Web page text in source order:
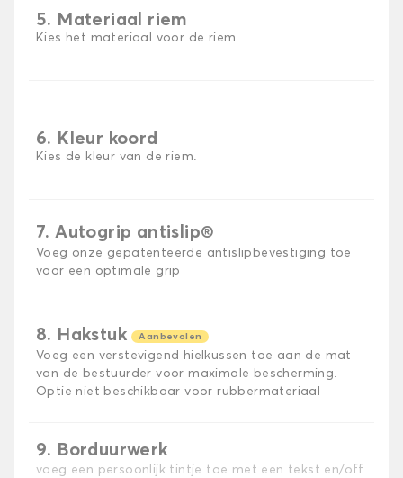
5. Materiaal riem
Kies het materiaal voor de riem.
6. Kleur koord
Kies de kleur van de riem.
7. Autogrip antislip®
Voeg onze gepatenteerde antislipbevestiging toe
voor een optimale grip
8. Hakstuk Aanbevolen
Voeg een verstevigend hielkussen toe aan de mat
van de bestuurder voor maximale bescherming.
Optie niet beschikbaar voor rubbermateriaal
9. Borduurwerk
voeg een persoonlijk tintje toe met een tekst en/off